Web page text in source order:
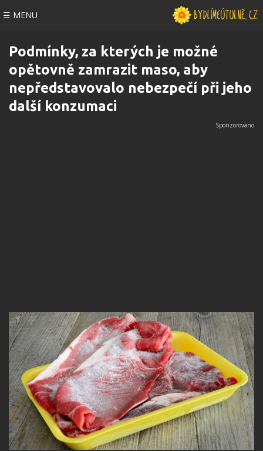
☰ MENU
Podmínky, za kterých je možné
opětovně zamrazit maso, aby
nepředstavovalo nebezpečí při jeho
další konzumaci